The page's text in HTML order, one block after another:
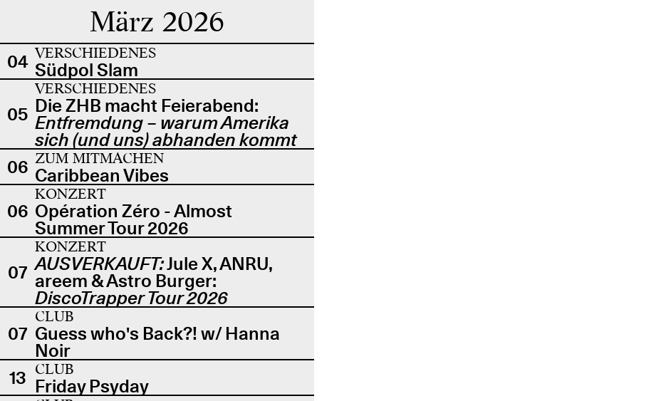
März 2026
04 VERSCHIEDENES
Südpol Slam
05
VERSCHIEDENES
Die ZHB macht Feierabend:
Entfremdung – warum Amerika
sich (und uns) abhanden kommt
06 ZUM MITMACHEN
Caribbean Vibes
06
KONZERT
Opération Zéro - Almost
Summer Tour 2026
07
KONZERT
AUSVERKAUFT:Jule X, ANRU,
areem & Astro Burger:
DiscoTrapper Tour 2026
07
CLUB
Guess who's Back?! w/ Hanna
Noir
13 CLUB
Friday Psyday